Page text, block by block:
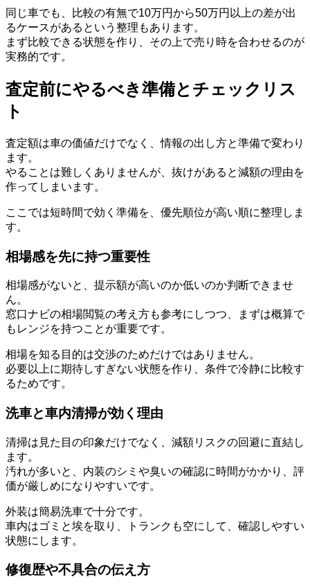
同じ車でも、比較の有無で10万円から50万円以上の差が出
るケースがあるという整理もあります。
まず比較できる状態を作り、その上で売り時を合わせるのが
実務的です。
査定前にやるべき準備とチェックリス
ト
査定額は車の価値だけでなく、情報の出し方と準備で変わり
ます。
やることは難しくありませんが、抜けがあると減額の理由を
作ってしまいます。
ここでは短時間で効く準備を、優先順位が高い順に整理しま
す。
相場感を先に持つ重要性
相場感がないと、提示額が高いのか低いのか判断できませ
ん。
窓口ナビの相場閲覧の考え方も参考にしつつ、まずは概算で
もレンジを持つことが重要です。
相場を知る目的は交渉のためだけではありません。
必要以上に期待しすぎない状態を作り、条件で冷静に比較す
るためです。
洗車と車内清掃が効く理由
清掃は見た目の印象だけでなく、減額リスクの回避に直結し
ます。
汚れが多いと、内装のシミや臭いの確認に時間がかかり、評
価が厳しめになりやすいです。
外装は簡易洗車で十分です。
車内はゴミと埃を取り、トランクも空にして、確認しやすい
状態にします。
修復歴や不具合の伝え方